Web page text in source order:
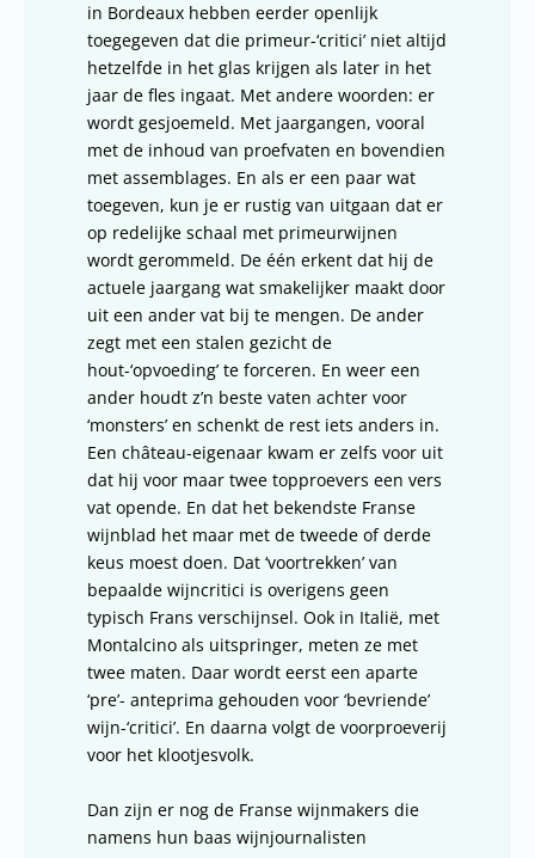
in Bordeaux hebben eerder openlijk
toegegeven dat die primeur-‘critici’ niet altijd
hetzelfde in het glas krijgen als later in het
jaar de fles ingaat. Met andere woorden: er
wordt gesjoemeld. Met jaargangen, vooral
met de inhoud van proefvaten en bovendien
met assemblages. En als er een paar wat
toegeven, kun je er rustig van uitgaan dat er
op redelijke schaal met primeurwijnen
wordt gerommeld. De één erkent dat hij de
actuele jaargang wat smakelijker maakt door
uit een ander vat bij te mengen. De ander
zegt met een stalen gezicht de
hout-‘opvoeding’ te forceren. En weer een
ander houdt z’n beste vaten achter voor
‘monsters’ en schenkt de rest iets anders in.
Een château-eigenaar kwam er zelfs voor uit
dat hij voor maar twee topproevers een vers
vat opende. En dat het bekendste Franse
wijnblad het maar met de tweede of derde
keus moest doen. Dat ‘voortrekken’ van
bepaalde wijncritici is overigens geen
typisch Frans verschijnsel. Ook in Italië, met
Montalcino als uitspringer, meten ze met
twee maten. Daar wordt eerst een aparte
‘pre’- anteprima gehouden voor ‘bevriende’
wijn-‘critici’. En daarna volgt de voorproeverij
voor het klootjesvolk.
Dan zijn er nog de Franse wijnmakers die
namens hun baas wijnjournalisten